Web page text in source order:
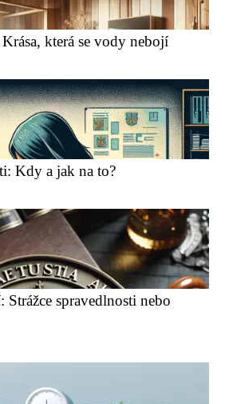
která se vody nebojí
Kdy a jak na to?
Strážce spravedlnosti nebo